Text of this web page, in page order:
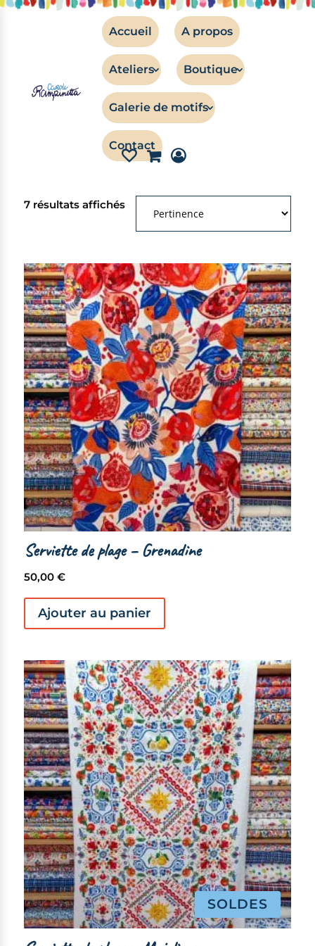
Accueil A propos
Ateliers Boutique
Galerie de motifs
Contact
7 résultats affichés
Serviette de plage – Grenadine
50,00 €
Ajouter au panier
SOLDES